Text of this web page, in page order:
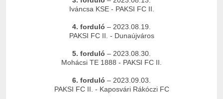
Iváncsa KSE - PAKSI FC II.
4. forduló – 2023.08.19.
PAKSI FC II. - Dunaújváros
5. forduló – 2023.08.30.
Mohácsi TE 1888 - PAKSI FC II.
6. forduló – 2023.09.03.
PAKSI FC II. - Kaposvári Rákóczi FC